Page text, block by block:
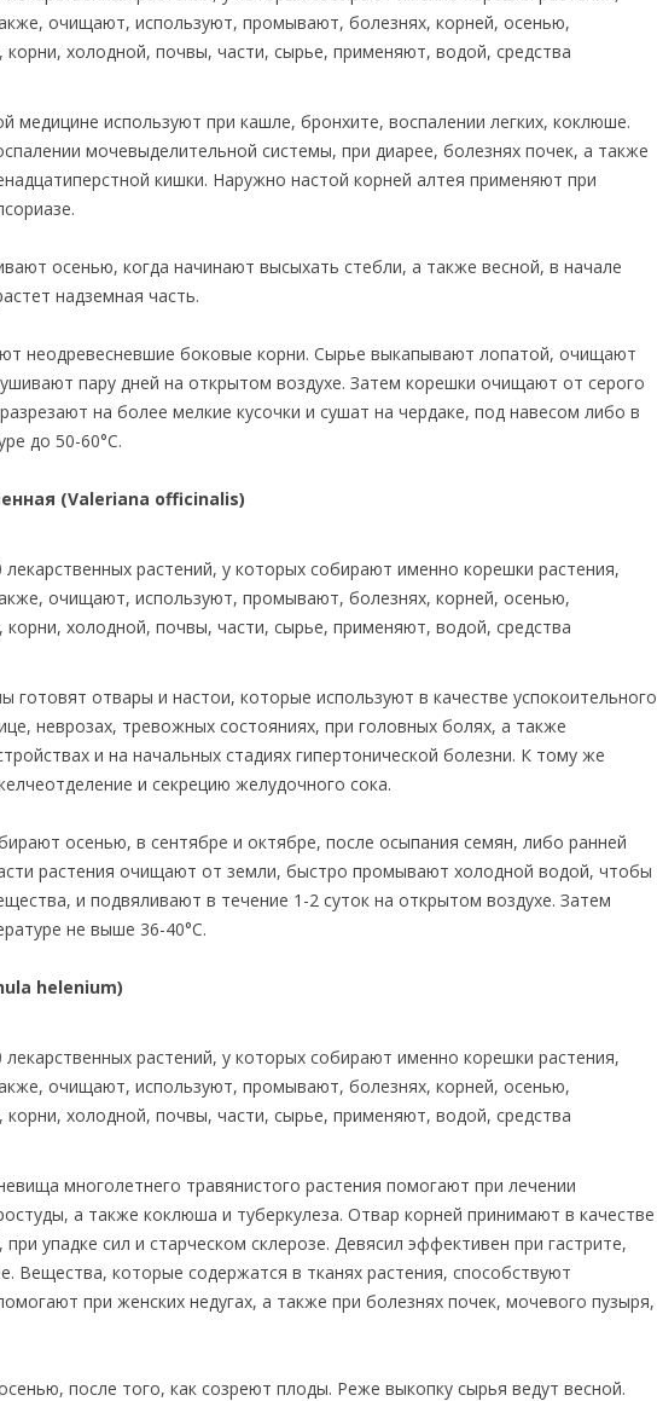
медицине используют при кашле, бронхите, воспалении легких, коклюше.
мочевыделительной системы, при диарее, болезнях почек, а также
кишки. Наружно настой корней алтея применяют при
осенью, когда начинают высыхать стебли, а также весной, в начале
надземная часть.
неодревесневшие боковые корни. Сырье выкапывают лопатой, очищают
пару дней на открытом воздухе. Затем корешки очищают от серого
на более мелкие кусочки и сушат на чердаке, под навесом либо в
до 50-60°С.
(Valeriana officinalis)
готовят отвары и настои, которые используют в качестве успокоительного
неврозах, тревожных состояниях, при головных болях, а также
и на начальных стадиях гипертонической болезни. К тому же
и секрецию желудочного сока.
осенью, в сентябре и октябре, после осыпания семян, либо ранней
растения очищают от земли, быстро промывают холодной водой, чтобы
и подвяливают в течение 1-2 суток на открытом воздухе. Затем
не выше 36-40°С.
helenium)
многолетнего травянистого растения помогают при лечении
а также коклюша и туберкулеза. Отвар корней принимают в качестве
упадке сил и старческом склерозе. Девясил эффективен при гастрите,
Вещества, которые содержатся в тканях растения, способствуют
при женских недугах, а также при болезнях почек, мочевого пузыря,
после того, как созреют плоды. Реже выкопку сырья ведут весной.